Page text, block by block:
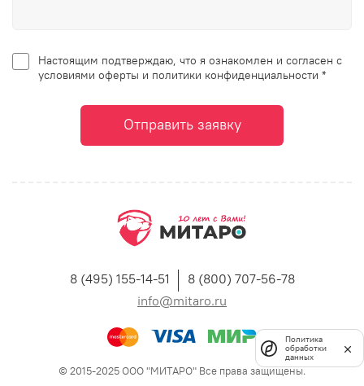
Настоящим подтверждаю, что я ознакомлен и согласен с
условиями оферты и политики конфиденциальности *
Отправить заявку
8 (495) 155-14-51
8 (800) 707-56-78
info@mitaro.ru
© 2015-2025 ООО "МИТАРО" Все права защищены.
Политика
обработки
данных